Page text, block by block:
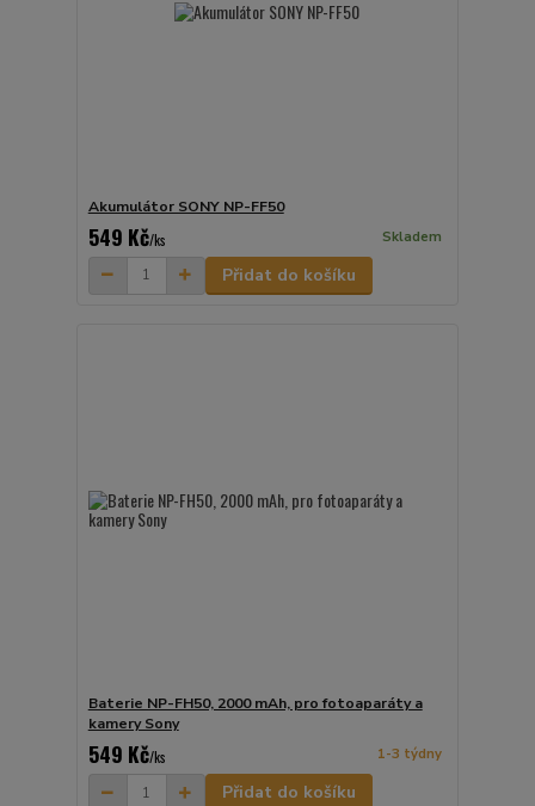
Akumulátor SONY NP-FF50
549 Kč/ks Skladem
Přidat do košíku
Baterie NP-FH50, 2000 mAh, pro fotoaparáty a
kamery Sony
549 Kč/ks 1-3 týdny
Přidat do košíku